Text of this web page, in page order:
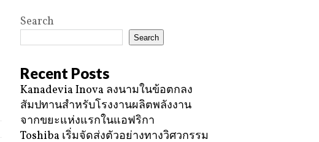
Search
Search
Recent Posts
Kanadevia Inova ลงนามในข้อตกลง
สัมปทานสำหรับโรงงานผลิตพลังงาน
จากขยะแห่งแรกในแอฟริกา
Toshiba เริ่มจัดส่งตัวอย่างทางวิศวกรรม